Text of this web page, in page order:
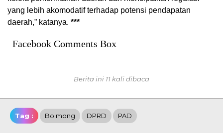
yang lebih akomodatif terhadap potensi pendapatan
daerah,” katanya. ***
Facebook Comments Box
Berita ini 11 kali dibaca
Tag : Bolmong DPRD PAD